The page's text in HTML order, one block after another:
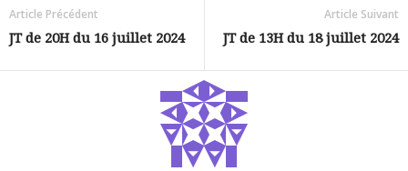
Article Précédent
JT de 20H du 16 juillet 2024
Article Suivant
JT de 13H du 18 juillet 2024